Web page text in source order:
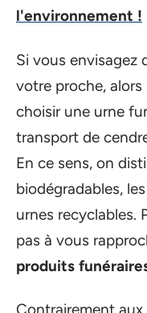
l'environnement !
Si vous envisagez
votre proche,
choisir une urne
transport de
En ce sens, on
biodégradables,
urnes recyclables.
pas à vous
produits